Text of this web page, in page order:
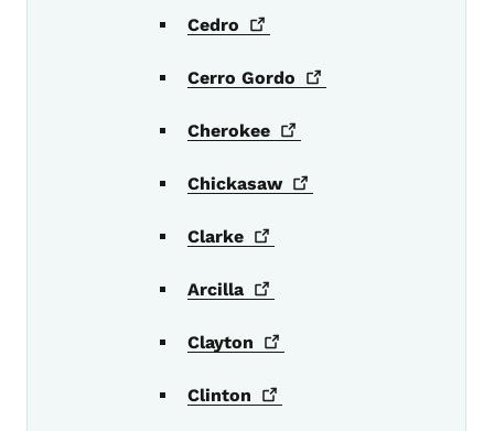
Cedro
Cerro Gordo
Cherokee
Chickasaw
Clarke
Arcilla
Clayton
Clinton